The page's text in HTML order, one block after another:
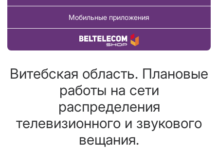
Мобильные приложения
Купить товар
Витебская область. Плановые
работы на сети
распределения
телевизионного и звукового
вещания.